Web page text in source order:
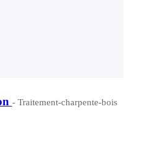
- Traitement-charpente-bois